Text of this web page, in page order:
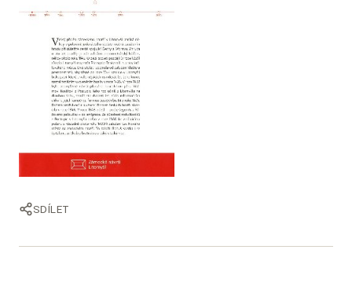
SDÍLET